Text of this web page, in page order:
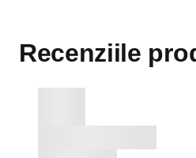
Recenziile